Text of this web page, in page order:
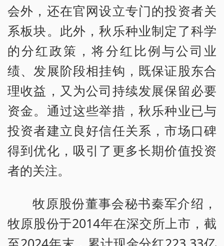
会外，还在官网设立专门的投资者关
系板块。此外，秋乐种业制定了科学
的分红政策，将分红比例与公司业
绩、发展阶段相挂钩，既保证股东合
理收益，又为公司持续发展保留必要
资金。通过这些举措，秋乐种业已与
投资者建立良好信任关系，市场口碑
得到优化，吸引了更多长期价值投资
者的关注。
牧原股份董事会秘书秦军介绍，
牧原股份于2014年在深交所上市，截